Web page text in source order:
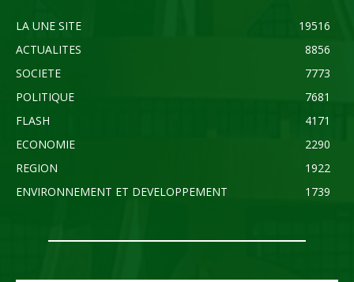
LA UNE SITE
19516
ACTUALITES
8856
SOCIETE
7773
POLITIQUE
7681
FLASH
4171
ECONOMIE
2290
REGION
1922
ENVIRONNEMENT ET DEVELOPPEMENT
1739